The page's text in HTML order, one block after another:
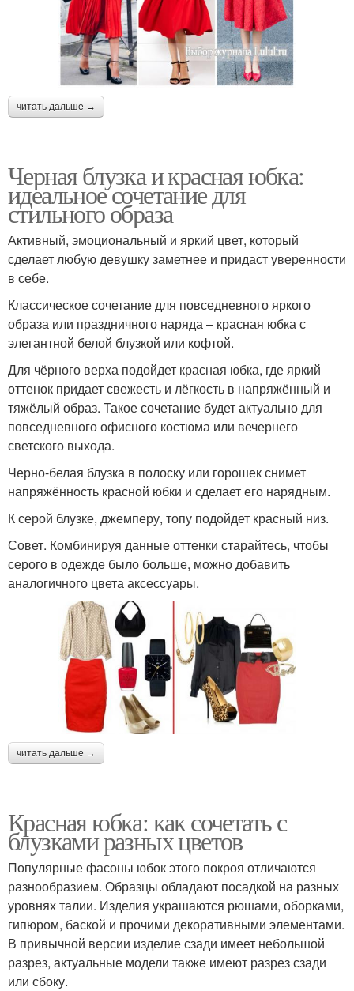
читать дальше →
Черная блузка и красная юбка:
идеальное сочетание для
стильного образа
Активный, эмоциональный и яркий цвет, который
сделает любую девушку заметнее и придаст уверенности
в себе.
Классическое сочетание для повседневного яркого
образа или праздничного наряда – красная юбка с
элегантной белой блузкой или кофтой.
Для чёрного верха подойдет красная юбка, где яркий
оттенок придает свежесть и лёгкость в напряжённый и
тяжёлый образ. Такое сочетание будет актуально для
повседневного офисного костюма или вечернего
светского выхода.
Черно-белая блузка в полоску или горошек снимет
напряжённость красной юбки и сделает его нарядным.
К серой блузке, джемперу, топу подойдет красный низ.
Совет. Комбинируя данные оттенки старайтесь, чтобы
серого в одежде было больше, можно добавить
аналогичного цвета аксессуары.
читать дальше →
Красная юбка: как сочетать с
блузками разных цветов
Популярные фасоны юбок этого покроя отличаются
разнообразием. Образцы обладают посадкой на разных
уровнях талии. Изделия украшаются рюшами, оборками,
гипюром, баской и прочими декоративными элементами.
В привычной версии изделие сзади имеет небольшой
разрез, актуальные модели также имеют разрез сзади
или сбоку.